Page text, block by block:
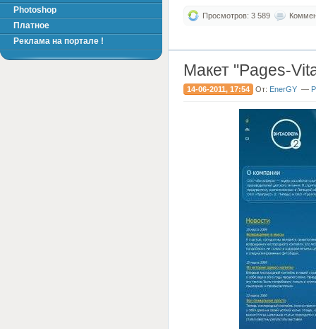
Просмотров: 3 589
Макет "Pages-
14-06-2011, 17:54 От: EnerGY —
Photoshop
Платное
Реклама на портале !